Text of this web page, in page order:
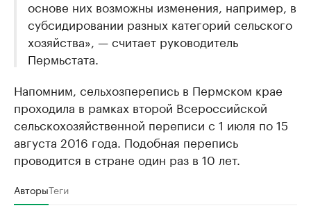
Найдите и проверьте данные в каталоге Посмотрите
основе них возможны изменения, например, в
субсидировании разных категорий сельского
хозяйства», — считает руководитель
Пермьстата.
Напомним, сельхозперепись в Пермском крае
проходила в рамках второй Всероссийской
сельскохозяйственной переписи с 1 июля по 15
августа 2016 года. Подобная перепись
проводится в стране один раз в 10 лет.
АвторыТеги